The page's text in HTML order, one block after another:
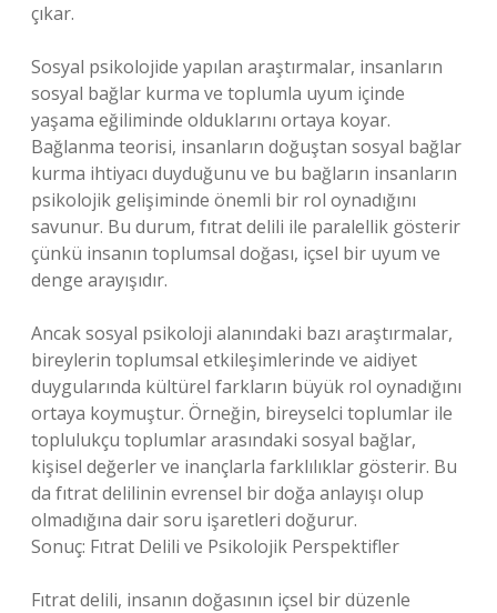
çıkar.
Sosyal psikolojide yapılan araştırmalar, insanların
sosyal bağlar kurma ve toplumla uyum içinde
yaşama eğiliminde olduklarını ortaya koyar.
Bağlanma teorisi, insanların doğuştan sosyal bağlar
kurma ihtiyacı duyduğunu ve bu bağların insanların
psikolojik gelişiminde önemli bir rol oynadığını
savunur. Bu durum, fıtrat delili ile paralellik gösterir
çünkü insanın toplumsal doğası, içsel bir uyum ve
denge arayışıdır.
Ancak sosyal psikoloji alanındaki bazı araştırmalar,
bireylerin toplumsal etkileşimlerinde ve aidiyet
duygularında kültürel farkların büyük rol oynadığını
ortaya koymuştur. Örneğin, bireyselci toplumlar ile
toplulukçu toplumlar arasındaki sosyal bağlar,
kişisel değerler ve inançlarla farklılıklar gösterir. Bu
da fıtrat delilinin evrensel bir doğa anlayışı olup
olmadığına dair soru işaretleri doğurur.
Sonuç: Fıtrat Delili ve Psikolojik Perspektifler
Fıtrat delili, insanın doğasının içsel bir düzenle